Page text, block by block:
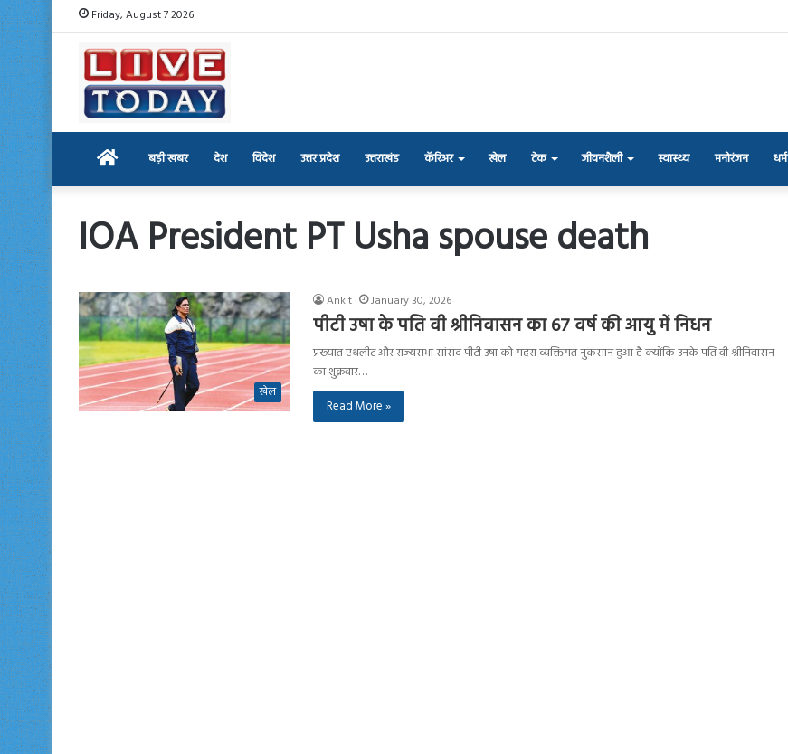
Friday, August 7 2026
Home बड़ी खबर देश विदेश उत्तर प्रदेश उत्तराखंड कॅरिअर खेल टेक जीवनशैली स्वास्थ्य मनोरंजन धर्म
IOA President PT Usha spouse death
खेल
Ankit January 30, 2026
पीटी उषा के पति वी श्रीनिवासन का 67 वर्ष की आयु में निधन
प्रख्यात एथलीट और राज्यसभा सांसद पीटी उषा को गहरा व्यक्तिगत नुकसान हुआ है क्योंकि उनके पति वी श्रीनिवासन
का शुक्रवार…
Read More »